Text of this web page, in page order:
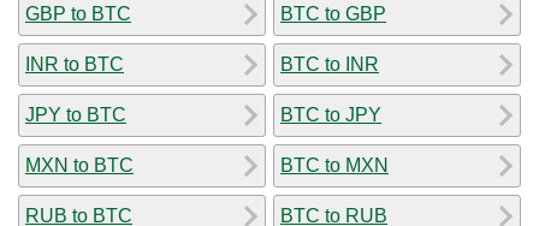
GBP to BTC
INR to BTC
JPY to BTC
MXN to BTC
RUB to BTC
BTC to GBP
BTC to INR
BTC to JPY
BTC to MXN
BTC to RUB